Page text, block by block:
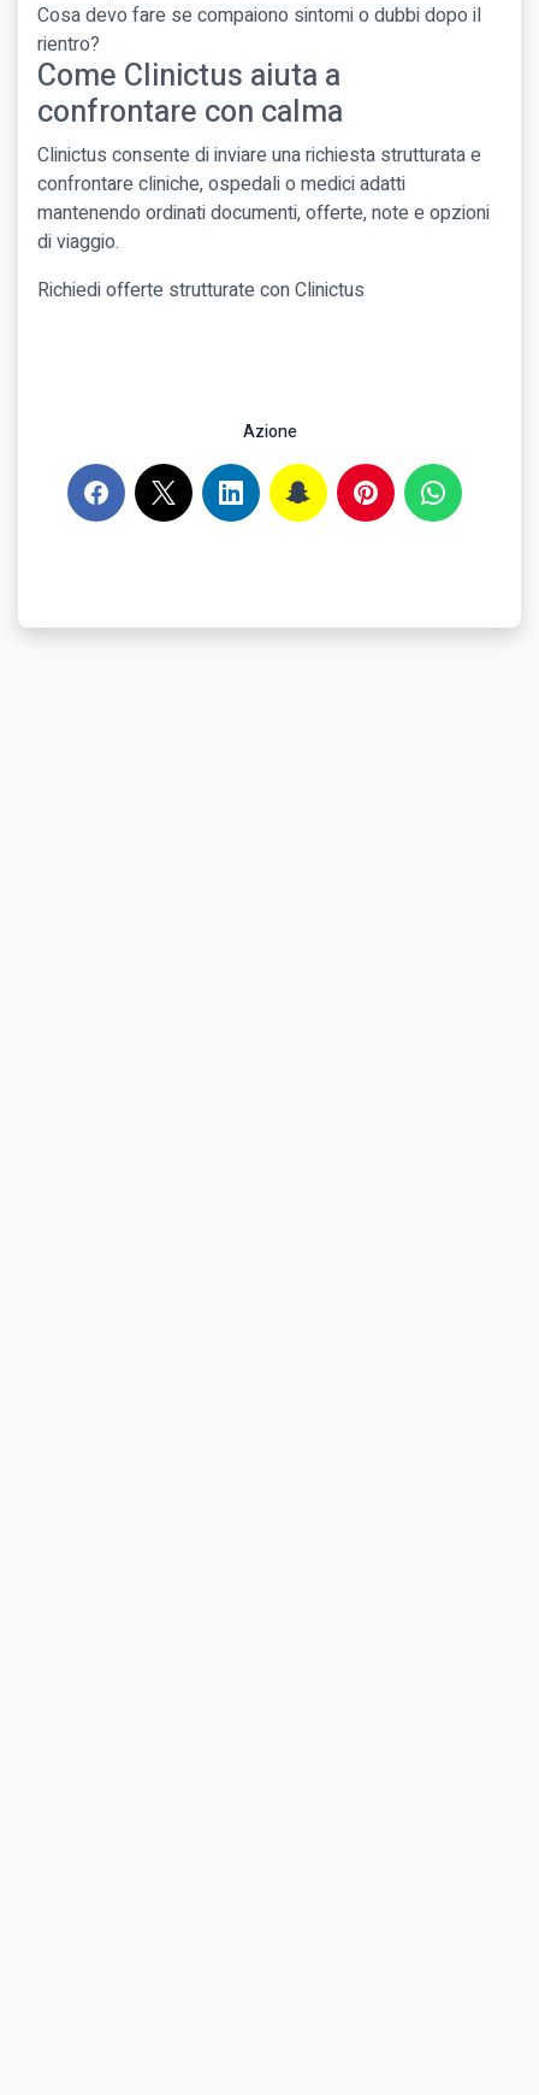
Cosa devo fare se compaiono sintomi o dubbi dopo il
rientro?
Come Clinictus aiuta a
confrontare con calma
Clinictus consente di inviare una richiesta strutturata e
confrontare cliniche, ospedali o medici adatti
mantenendo ordinati documenti, offerte, note e opzioni
di viaggio.
Richiedi offerte strutturate con Clinictus
Azione